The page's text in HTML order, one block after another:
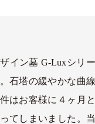
イン墓 G-Luxシリ
石塔の緩やかな曲
はお客様に４ヶ月
てしまいました。